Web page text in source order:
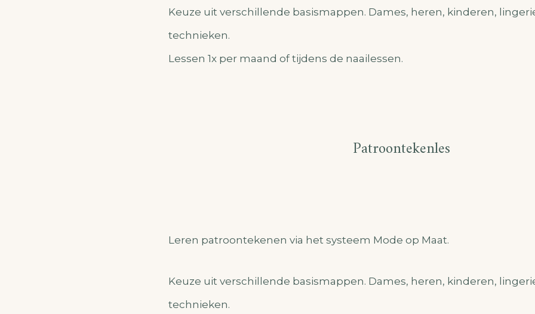
Keuze uit verschillende basismappen. Dames, heren, kinderen,
technieken.
Lessen 1x per maand of tijdens de naailessen.
Patroontekenles
Leren patroontekenen via het systeem Mode op Maat.
Keuze uit verschillende basismappen. Dames, heren, kinderen,
technieken.